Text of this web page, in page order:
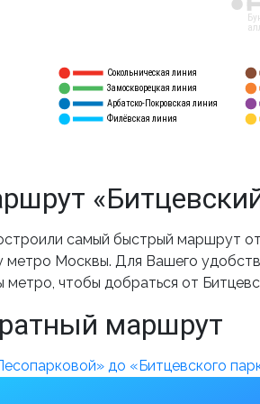
Сокольническая линия
Замоскворецкая линия
Арбатско-Покровская линия
Филёвская линия
самый быстрый маршрут от
метро Москвы. Для Вашего
метро, чтобы добраться от
маршрут
до «Битцевского